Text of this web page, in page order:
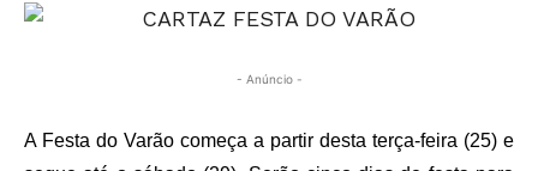
- Anúncio -
A Festa do Varão começa a partir desta terça-feira (25) e